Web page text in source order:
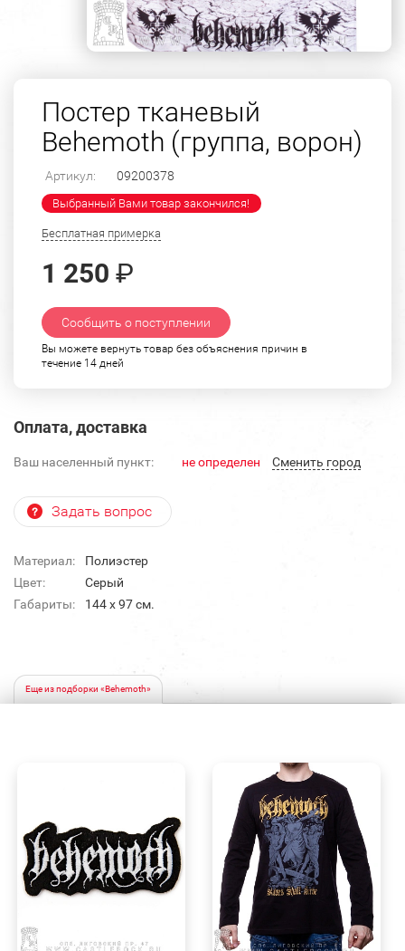
Постер тканевый
Behemoth (группа, ворон)
Артикул: 09200378
Выбранный Вами товар закончился!
Бесплатная примерка
1 250 ₽
Сообщить о поступлении
Вы можете вернуть товар без объяснения причин в
течение 14 дней
Оплата, доставка
Ваш населенный пункт: не определен Cменить город
Задать вопрос
Материал:
Полиэстер
Цвет:
Серый
Габариты:
144 x 97 см.
Еще из подборки «Behemoth»